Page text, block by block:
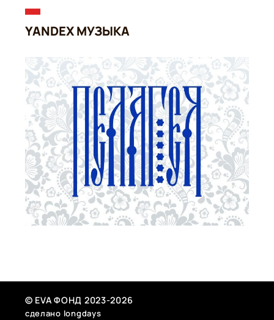
«Голос».И ее ГОЛОС пластичный, глубокий, с огромным
яркие образы, узнаваемый и уже для огромного количества
людей —это родной голос, который создает ощущение
личного семейного тепла и общей народной
гордости.Концерт — сказка. Рождественское чудо,
подготовленное и воплощенное сказочно талантливыми
молодыми российскими музыкантами.
YANDEX МУЗЫКА
© EVA ФОНД 2023-2026
сделано longdays